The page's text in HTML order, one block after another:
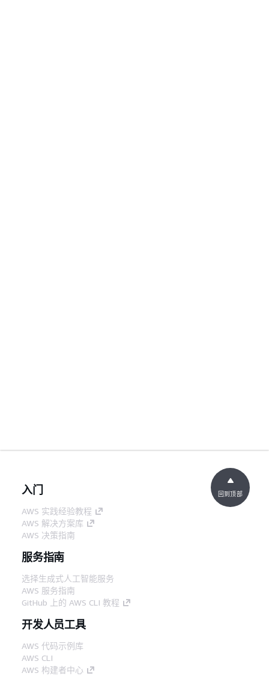
入门
AWS 实践经验教程
AWS 解决方案库
AWS 决策指南
服务指南
选择生成式人工智能服务
AWS 服务指南
GitHub 上的 AWS CLI 教程
开发人员工具
AWS 代码示例库
AWS CLI
AWS 构建者中心
回到顶部